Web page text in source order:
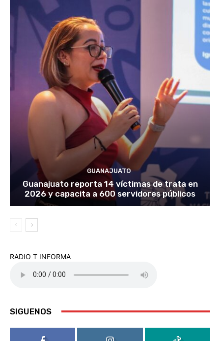
GUANAJUATO
Guanajuato reporta 14 víctimas de trata en
2026 y capacita a 600 servidores públicos
RADIO T INFORMA
SIGUENOS